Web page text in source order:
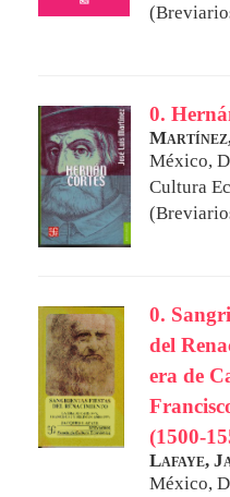
0.
México,
Cultura
0.
del
era de
(1500-
Lafaye,
México,